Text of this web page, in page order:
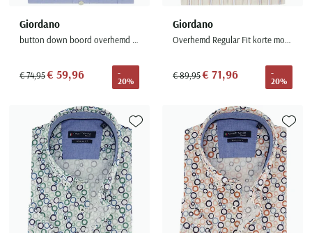
Giordano
button down boord overhemd lichtblauw
€ 74,95€ 59,96
-
20%
Giordano
Overhemd Regular Fit korte mouw beige gestreept
€ 89,95€ 71,96
-
20%
Toevoegen aan favorieten